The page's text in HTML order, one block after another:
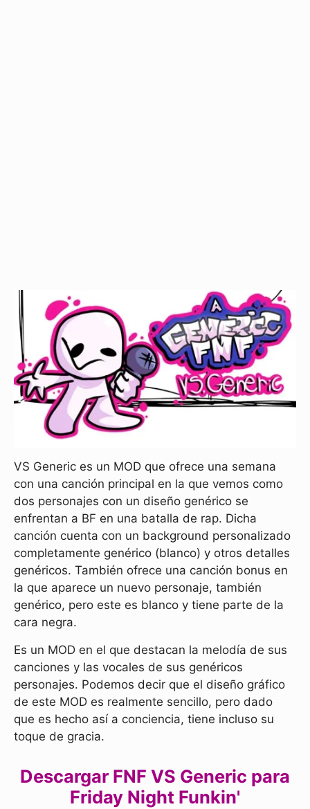
VS Generic es un MOD que ofrece una semana
con una canción principal en la que vemos como
dos personajes con un diseño genérico se
enfrentan a BF en una batalla de rap. Dicha
canción cuenta con un background personalizado
completamente genérico (blanco) y otros detalles
genéricos. También ofrece una canción bonus en
la que aparece un nuevo personaje, también
genérico, pero este es blanco y tiene parte de la
cara negra.
Es un MOD en el que destacan la melodía de sus
canciones y las vocales de sus genéricos
personajes. Podemos decir que el diseño gráfico
de este MOD es realmente sencillo, pero dado
que es hecho así a conciencia, tiene incluso su
toque de gracia.
Descargar FNF VS Generic para
Friday Night Funkin'